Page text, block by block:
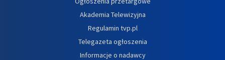
Akademia Telewizyjna
Regulamin tvp.pl
Telegazeta ogłoszenia
Informacje o nadawcy